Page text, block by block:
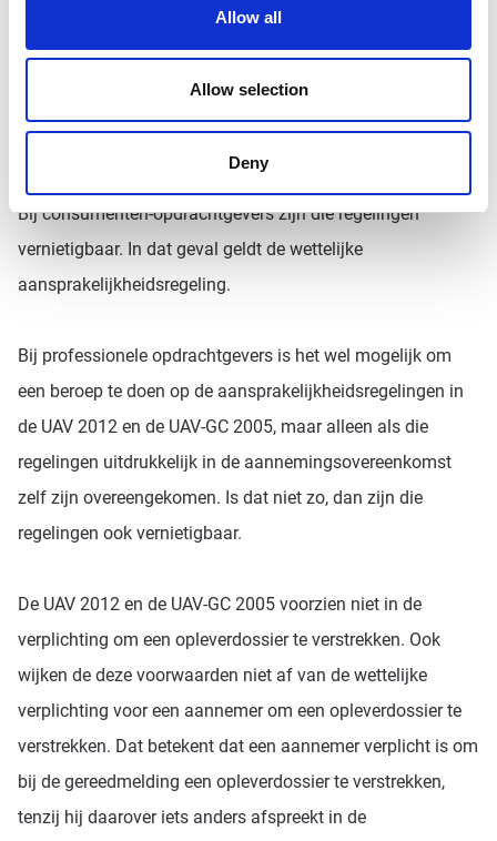
Allow all
Allow selection
Deny
Bij consumenten-opdrachtgevers zijn die regelingen
vernietigbaar. In dat geval geldt de wettelijke
aansprakelijkheidsregeling.
Bij professionele opdrachtgevers is het wel mogelijk om
een beroep te doen op de aansprakelijkheidsregelingen in
de UAV 2012 en de UAV-GC 2005, maar alleen als die
regelingen uitdrukkelijk in de aannemingsovereenkomst
zelf zijn overeengekomen. Is dat niet zo, dan zijn die
regelingen ook vernietigbaar.
De UAV 2012 en de UAV-GC 2005 voorzien niet in de
verplichting om een opleverdossier te verstrekken. Ook
wijken de deze voorwaarden niet af van de wettelijke
verplichting voor een aannemer om een opleverdossier te
verstrekken. Dat betekent dat een aannemer verplicht is om
bij de gereedmelding een opleverdossier te verstrekken,
tenzij hij daarover iets anders afspreekt in de